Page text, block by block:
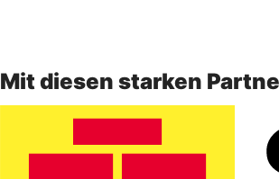
Mit diesen starken